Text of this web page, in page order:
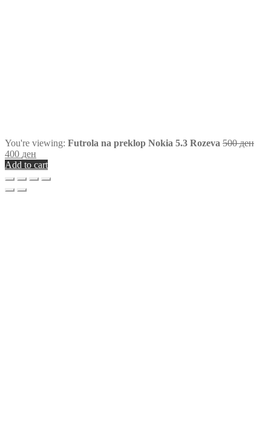
You're viewing: Futrola na preklop Nokia 5.3 Rozeva 500ден
400 ден
Add to cart